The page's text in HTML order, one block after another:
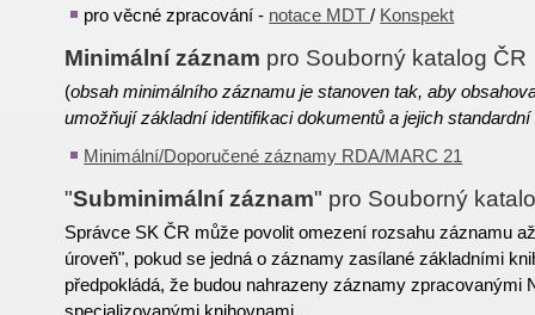
pro věcné zpracování - notace MDT/ Konspekt
Minimální záznam pro Souborný katalog ČR
(obsah minimálního záznamu je stanoven tak, aby
umožňují základní identifikaci dokumentů a jejich
Minimální/Doporučené záznamy RDA/MARC 21
"Subminimální záznam" pro Souborný
Správce SK ČR může povolit omezení rozsahu záznamu
úroveň", pokud se jedná o záznamy zasílané základními
předpokládá, že budou nahrazeny záznamy zpracovanými
specializovanými knihovnami.